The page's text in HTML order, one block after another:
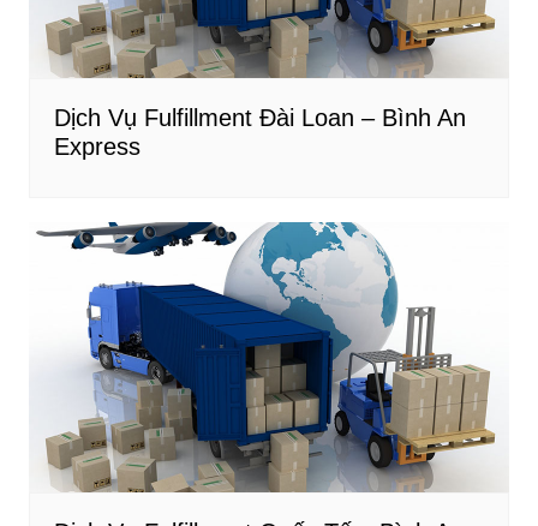
Dịch Vụ Fulfillment Đài Loan – Bình An
Express